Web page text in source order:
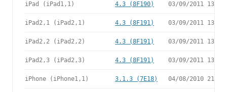
iPad (iPad1,1) 4.3 (8F190) 03/09/2011
iPad2,1 (iPad2,1) 4.3 (8F191) 03/09/2011
iPad2,2 (iPad2,2) 4.3 (8F191) 03/09/2011
iPad2,3 (iPad2,3) 4.3 (8F191) 03/09/2011
iPhone (iPhone1,1) 3.1.3 (7E18) 04/08/2010